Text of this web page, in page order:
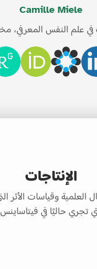
Camille Miele
في علم النفس المعرفي،
الإنتاجات
العلمية وقياسات الأثر
تجري حاليًا في